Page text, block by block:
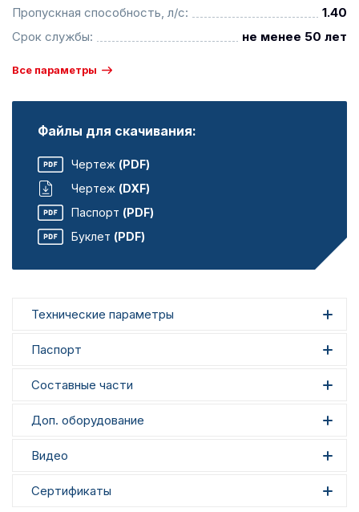
Пропускная способность, л/с:
1.40
Срок службы:
не менее 50 лет
Все параметры
Файлы для скачивания:
Чертеж (PDF)
Чертеж (DXF)
Паспорт (PDF)
Буклет (PDF)
Технические параметры
Паспорт
Составные части
Доп. оборудование
Видео
Сертификаты